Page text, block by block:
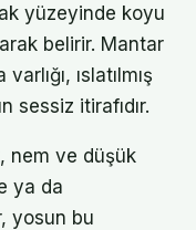
yüzeyinde koyu
belirir. Mantar
ıslatılmış
sessiz itirafıdır.
nem ve düşük
ya da
yosun bu